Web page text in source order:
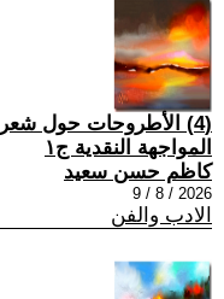
(4) الأطروحات حول شعر
المواجهة النقدية ج١
كاظم حسن سعيد
2026 / 8 / 9
الادب والفن